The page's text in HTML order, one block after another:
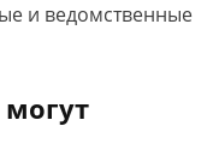
и ведомственные